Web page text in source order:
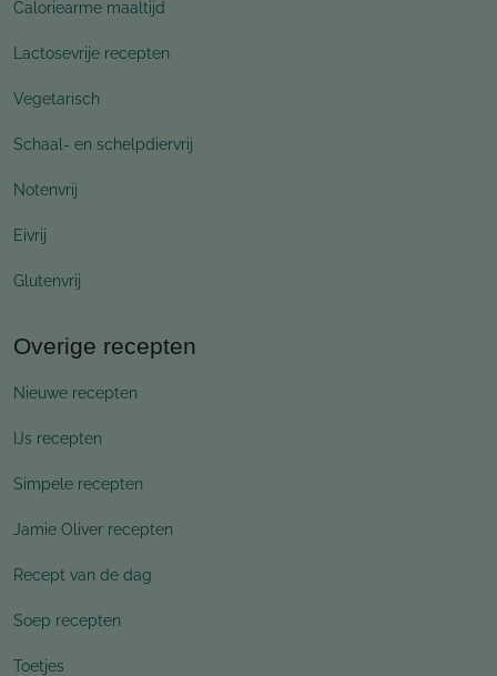
Caloriearme maaltijd
Lactosevrije recepten
Vegetarisch
Schaal- en schelpdiervrij
Notenvrij
Eivrij
Glutenvrij
Overige recepten
Nieuwe recepten
IJs recepten
Simpele recepten
Jamie Oliver recepten
Recept van de dag
Soep recepten
Toetjes